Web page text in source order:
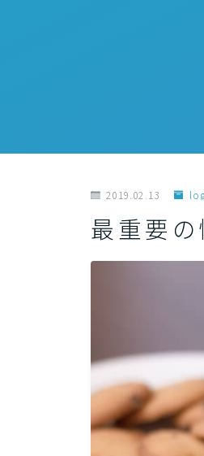
2019.02.13
最重要の